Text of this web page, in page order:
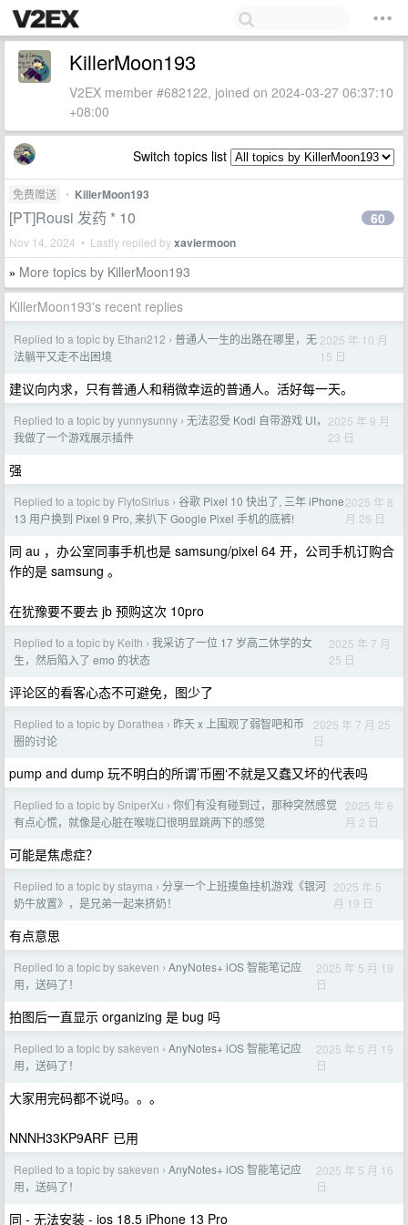
KillerMoon193
V2EX member #682122, joined on 2024-03-27 06:37:10
+08:00
Switch topics list
免费赠送 • KillerMoon193
[PT]Rousi 发药 * 10
Nov 14, 2024 • Lastly replied byxaviermoon
60
» More topics by KillerMoon193
KillerMoon193's recent replies
Replied to a topic by Ethan212 › 普通人一生的出路在哪里，无
法躺平又走不出困境
2025 年 10 月
15 日
建议向内求，只有普通人和稍微幸运的普通人。活好每一天。
Replied to a topic by yunnysunny › 无法忍受 Kodi 自带游戏 UI，
我做了一个游戏展示插件
2025 年 9 月
23 日
强
Replied to a topic by FlytoSirius › 谷歌 Pixel 10 快出了, 三年 iPhone
13 用户换到 Pixel 9 Pro, 来扒下 Google Pixel 手机的底裤!
2025 年 8
月 26 日
同 au ，办公室同事手机也是 samsung/pixel 64 开，公司手机订购合
作的是 samsung 。
在犹豫要不要去 jb 预购这次 10pro
Replied to a topic by Keith › 我采访了一位 17 岁高二休学的女
生，然后陷入了 emo 的状态
2025 年 7 月
25 日
评论区的看客心态不可避免，图少了
Replied to a topic by Dorathea › 昨天 x 上围观了弱智吧和币
圈的讨论
2025 年 7 月 25
日
pump and dump 玩不明白的所谓’币圈‘不就是又蠢又坏的代表吗
Replied to a topic by SniperXu › 你们有没有碰到过，那种突然感觉
有点心慌，就像是心脏在喉咙口很明显跳两下的感觉
2025 年 6
月 2 日
可能是焦虑症？
Replied to a topic by stayma › 分享一个上班摸鱼挂机游戏《银河
奶牛放置》，是兄弟一起来挤奶！
2025 年 5
月 19 日
有点意思
Replied to a topic by sakeven › AnyNotes+ iOS 智能笔记应
用，送码了！
2025 年 5 月 19
日
拍图后一直显示 organizing 是 bug 吗
Replied to a topic by sakeven › AnyNotes+ iOS 智能笔记应
用，送码了！
2025 年 5 月 19
日
大家用完码都不说吗。。。
NNNH33KP9ARF 已用
Replied to a topic by sakeven › AnyNotes+ iOS 智能笔记应
用，送码了！
2025 年 5 月 16
日
同 - 无法安装 - ios 18.5 iPhone 13 Pro